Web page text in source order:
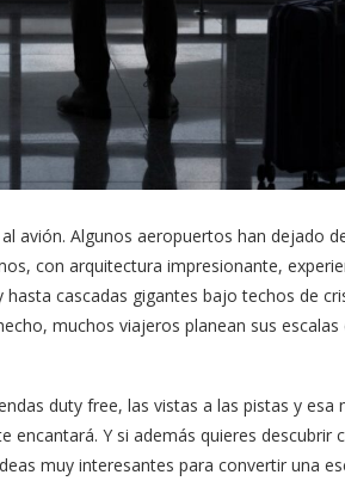
avión. Algunos aeropuertos han dejado
con arquitectura impresionante,
cascadas gigantes bajo techos de
muchos viajeros planean sus
duty free, las vistas a las pistas y esa
Y si además quieres descubrir
muy interesantes para convertir una